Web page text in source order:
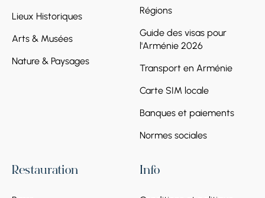
Lieux Historiques
Arts & Musées
Nature & Paysages
Régions
Guide des visas pour
l'Arménie 2026
Transport en Arménie
Carte SIM locale
Banques et paiements
Normes sociales
Restauration Info